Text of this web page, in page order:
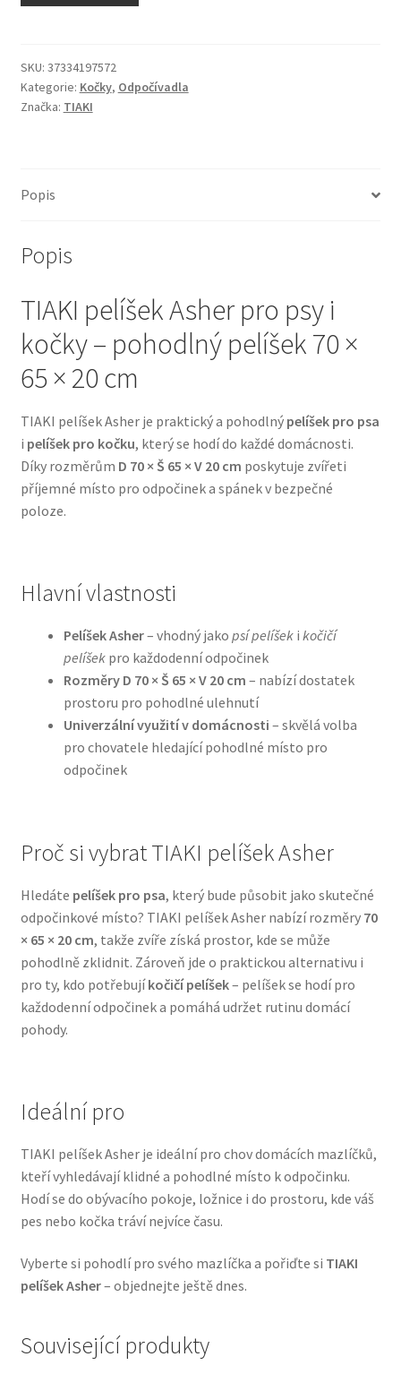
Odpočívadla pro kočky
Pamlsky pro kočky
Škrabadla pro kočky
Veterinární dieta pro kočky
Vše pro psy — Krmivo, doplňky, vybavení
Bozita pro psy — Švédské krmivo s nordickou kvalitou
Brit pro psy
Natural Trainer pro psy — Italské krmivo s
Happy Dog — Německá kvalita a přirozené složení
Hill’s pro psy
Hračky pro psy
N&D Farmina pro psy — Italské holistic krmivo
Oblečky pro psy
Pamlsky pro psy
Pelíšky pro psy
Ortopedické pelíšky
Royal Canin pro psy
Veterinární dieta pro psy
Vodítka a obojky
SKU: 37334197572
Kategorie: Kočky, Odpočívadla
Značka: TIAKI
Popis
Popis
TIAKI pelíšek Asher pro psy i
kočky – pohodlný pelíšek 70 ×
65 × 20 cm
TIAKI pelíšek Asher je praktický a pohodlný pelíšek pro psa
i pelíšek pro kočku, který se hodí do každé domácnosti.
Díky rozměrům D 70 × Š 65 × V 20 cm poskytuje zvířeti
příjemné místo pro odpočinek a spánek v bezpečné
poloze.
Hlavní vlastnosti
Pelíšek Asher– vhodný jako psí pelíšeki kočičí
pelíšekpro každodenní odpočinek
Rozměry D 70 × Š 65 × V 20 cm – nabízí dostatek
prostoru pro pohodlné ulehnutí
Univerzální využití v domácnosti – skvělá volba
pro chovatele hledající pohodlné místo pro
odpočinek
Proč si vybrat TIAKI pelíšek Asher
Hledáte pelíšek pro psa, který bude působit jako skutečné
odpočinkové místo? TIAKI pelíšek Asher nabízí rozměry 70
× 65 × 20 cm, takže zvíře získá prostor, kde se může
pohodlně zklidnit. Zároveň jde o praktickou alternativu i
pro ty, kdo potřebujíkočičí pelíšek– pelíšek se hodí pro
každodenní odpočinek a pomáhá udržet rutinu domácí
pohody.
Ideální pro
TIAKI pelíšek Asher je ideální pro chov domácích mazlíčků,
kteří vyhledávají klidné a pohodlné místo k odpočinku.
Hodí se do obývacího pokoje, ložnice i do prostoru, kde váš
pes nebo kočka tráví nejvíce času.
Vyberte si pohodlí pro svého mazlíčka a pořiďte si TIAKI
pelíšek Asher– objednejte ještě dnes.
Související produkty